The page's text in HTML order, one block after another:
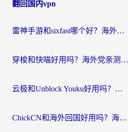
导
翻回国内vpn
雷神手游和sixfast哪个好？海外党亲测3款回国加速器，教你选对不踩坑
穿梭和快喵好用吗？海外党亲测：小众加速器对比+番茄加速器深度体验
云极和Unblock Youku好用吗？海外党亲测+2026回国加速器避坑指南
ChickCN和海外回国好用吗？海外党2026亲测：从手游到影音，选对加速器的3个关键